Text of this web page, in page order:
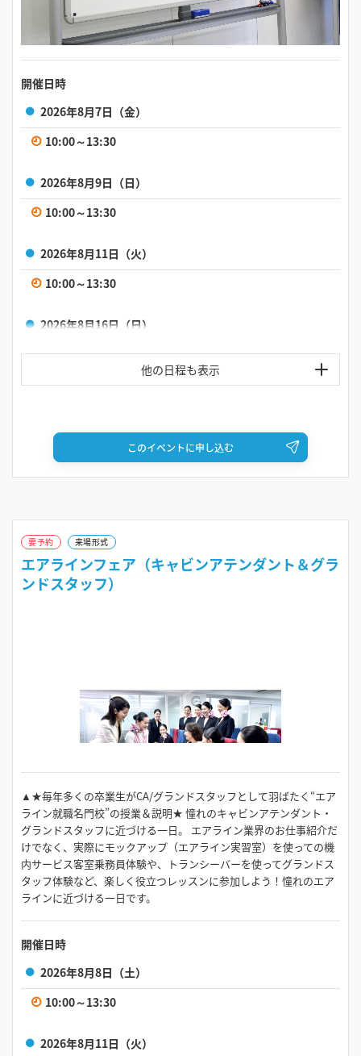
開催日時
2026年8月7日（金）
10:00～13:30
2026年8月9日（日）
10:00～13:30
2026年8月11日（火）
10:00～13:30
2026年8月16日（日）
10:00～13:30
2026年8月20日（木）
2026年8月22日（土）
10:00～13:30
10:00～13:30
2026年9月6日（日）
10:00～13:30
2026年9月20日（日）
10:00～13:30
10:00～13:30
このイベントに申し込む
要予約 来場形式
エアラインフェア（キャビンアテンダント＆グラ
ンドスタッフ）
▲★毎年多くの卒業生がCA/グランドスタッフとして羽ばたく“エア
ライン就職名門校”の授業＆説明★ 憧れのキャビンアテンダント・
グランドスタッフに近づける一日。 エアライン業界のお仕事紹介だ
けでなく、実際にモックアップ（エアライン実習室）を使っての機
内サービス客室乗務員体験や、トランシーバーを使ってグランドス
タッフ体験など、楽しく役立つレッスンに参加しよう！憧れのエア
ラインに近づける一日です。
開催日時
2026年8月8日（土）
10:00～13:30
2026年8月11日（火）